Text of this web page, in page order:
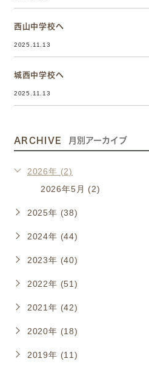
西山中学校へ
2025.11.13
城西中学校へ
2025.11.13
ARCHIVE 月別アーカイブ
2026年 (2)
2026年5月 (2)
2025年 (38)
2024年 (44)
2023年 (40)
2022年 (51)
2021年 (42)
2020年 (18)
2019年 (11)